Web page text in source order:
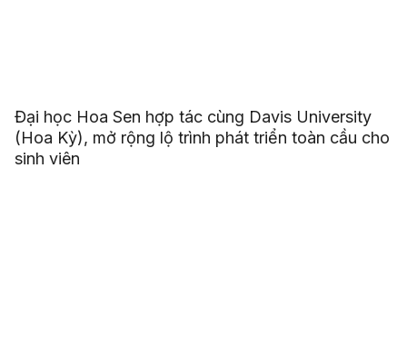
Đại học Hoa Sen hợp tác cùng Davis University
(Hoa Kỳ), mở rộng lộ trình phát triển toàn cầu cho
sinh viên